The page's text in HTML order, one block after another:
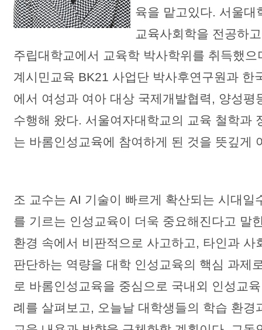
육을 맡고있다. 서울대
교육사회학을 전공하
주립대학교에서 교육학 박사학위를 취득했
계시민교육 BK21 사업단 박사후연구원과 한
에서 여성과 여아 대상 국제개발협력, 양성평
수행해 왔다. 서울여자대학교의 교육 철학과
는 바롬인성교육에 참여하게 된 것을 뜻깊게
조 교수는 AI 기술이 빠르게 확산되는 시대일
를 기르는 인성교육이 더욱 중요해진다고 말
환경 속에서 비판적으로 사고하고, 타인과 사
판단하는 역량을 대학 인성교육의 핵심 과제
로 바롬인성교육을 중심으로 국내외 인성교
례를 살펴보고, 오늘날 대학생들의 학습 환경